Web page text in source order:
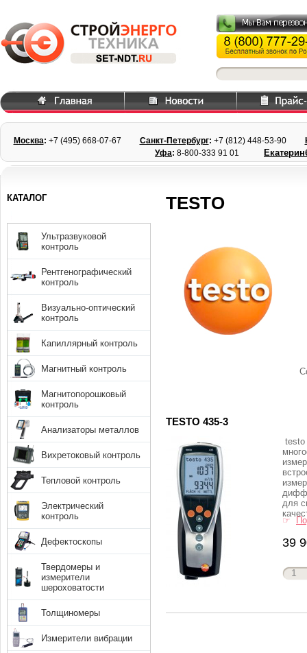
Москва: +7 (495) 668-07-67 Санкт-Петербург: +7 (812) 448-53-90
Уфа: 8-800-333 91 01
TESTO
TESTO 435-3
testo
для
☞
39
КАТАЛОГ
Ультразвуковой
контроль
Рентгенографический
контроль
Визуально-оптический
контроль
Капиллярный контроль
Магнитный контроль
Магнитопорошковый
контроль
Анализаторы металлов
Вихретоковый контроль
Тепловой контроль
Электрический
контроль
Дефектоскопы
Твердомеры и
измерители
шероховатости
Толщиномеры
Измерители вибрации